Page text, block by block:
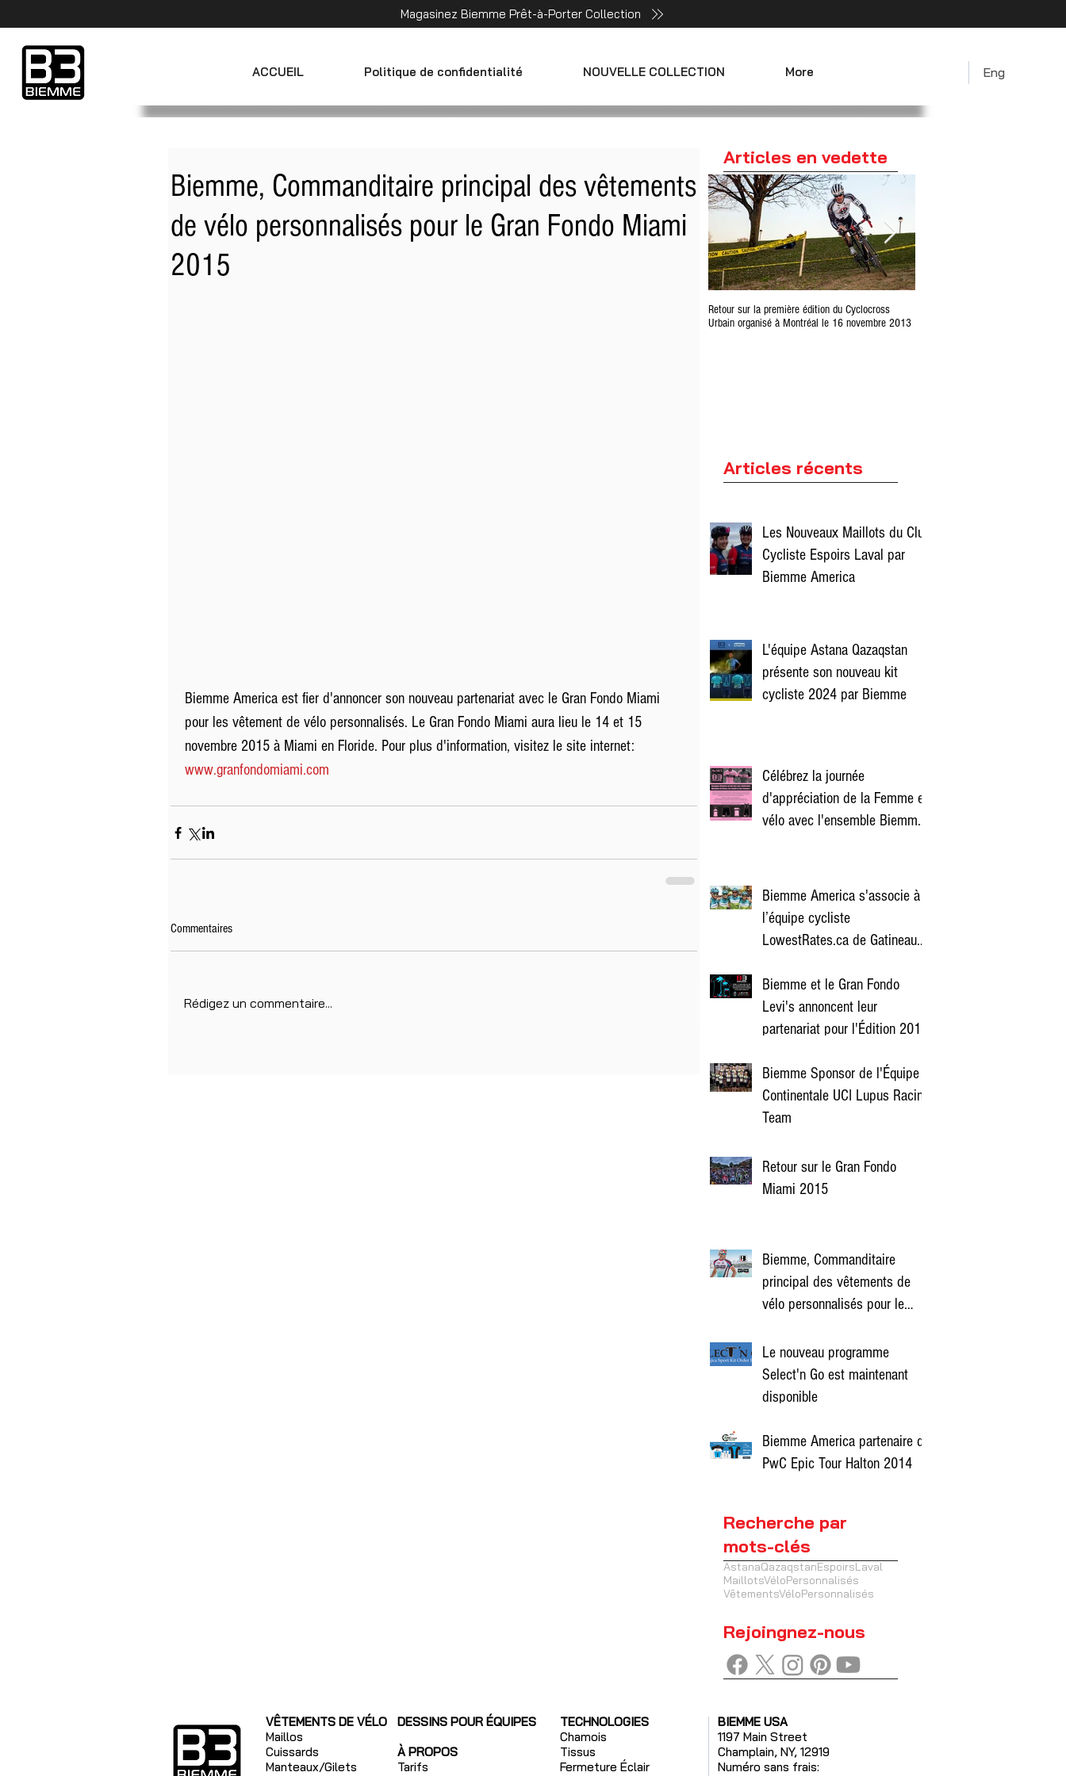
Magasinez Biemme Prêt-à-Porter Collection
ACCUEIL Politique de confidentialité NOUVELLE COLLECTION More Eng
Biemme, Commanditaire principal des vêtements
de vélo personnalisés pour le Gran Fondo Miami
2015
Biemme America est fier d'annoncer son nouveau partenariat avec le Gran Fondo Miami
pour les vêtement de vélo personnalisés. Le Gran Fondo Miami aura lieu le 14 et 15
novembre 2015 à Miami en Floride. Pour plus d'information, visitez le site internet:
www.granfondomiami.com
Commentaires
Rédigez un commentaire...
Articles en vedette
Retour sur la première édition du Cyclocross
Urbain organisé à Montréal le 16 novembre 2013
Articles récents
Les Nouveaux Maillots du Club
Cycliste Espoirs Laval par
Biemme America
L'équipe Astana Qazaqstan
présente son nouveau kit
cycliste 2024 par Biemme
Célébrez la journée
d'appréciation de la Femme en
vélo avec l'ensemble Biemme
Biemme America s'associe à
l’équipe cycliste
LowestRates.ca de Gatineau
Biemme et le Gran Fondo
Levi's annoncent leur
partenariat pour l'Édition 2017
Biemme Sponsor de l'Équipe
Continentale UCI Lupus Racing
Team
Retour sur le Gran Fondo
Miami 2015
Biemme, Commanditaire
principal des vêtements de
vélo personnalisés pour le
Le nouveau programme
Select'n Go est maintenant
disponible
Biemme America partenaire du
PwC Epic Tour Halton 2014
Recherche par
mots-clés
AstanaQazaqstanEspoirsLaval
MaillotsVéloPersonnalisés
VêtementsVéloPersonnalisés
Rejoingnez-nous
VÊTEMENTS DE VÉLO
Maillos
Cuissards
Manteaux/Gilets
DESSINS POUR ÉQUIPES
À PROPOS
Tarifs
TECHNOLOGIES
Chamois
Tissus
Fermeture Éclair
BIEMME USA
1197 Main Street
Champlain, NY, 12919
Numéro sans frais: